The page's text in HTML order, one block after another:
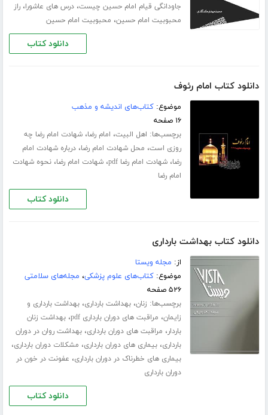
جاودانگی قیام امام حسین چیست،درس های عاشورا،راز
محبوبیت امام حسین، محبوبیت امام حسین
دانلود کتاب
دانلود کتاب امام رئوف
موضوع:کتاب‌های اندیشه و مذهب
۱۶ صفحه
برچسب‌ها: اهل البیت، امام رضا،شهادت امام رضا چه
روزی است، محل شهادت امام رضا،درباره شهادت امام
رضا،شهادت امام رضا pdf ،شهادت امام رضا،نحوه شهادت
امام رضا
دانلود کتاب
دانلود کتاب بهداشت بارداری
از: مجله ویستا
موضوع:کتاب‌های علوم پزشکی، مجله‌های سلامتی
۵۲۶ صفحه
برچسب‌ها: زنان،بهداشت بارداری،بهداشت بارداری و
زایمان، مراقبت های دوران بارداری pdf ،بهداشت زنان
باردار، مراقبت های دوران بارداری،بهداشت روان در دوران
بارداری،بیماری های دوران بارداری، مشکلات دوران بارداری،
بیماری های خطرناک در دوران بارداری، عفونت در خون در
دوران بارداری
دانلود کتاب